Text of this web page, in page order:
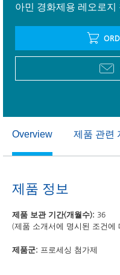
아민 경화제용 레오로지
Overview 제품 관련
제품 정보
제품 보관 기간(개월수): 36
(제품 소개서에 명시된 조건에
제품군: 프로세싱 첨가제